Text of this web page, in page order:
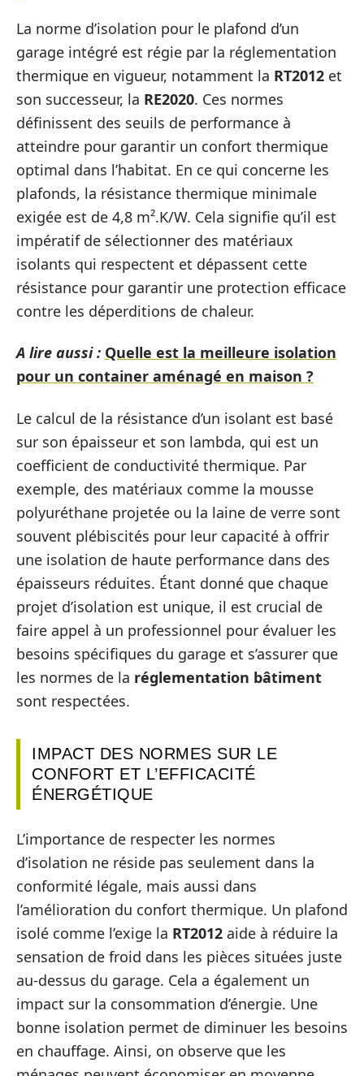
La norme d’isolation pour le plafond d’un
garage intégré est régie par la réglementation
thermique en vigueur, notamment la RT2012 et
son successeur, la RE2020. Ces normes
définissent des seuils de performance à
atteindre pour garantir un confort thermique
optimal dans l’habitat. En ce qui concerne les
plafonds, la résistance thermique minimale
exigée est de 4,8 m².K/W. Cela signifie qu’il est
impératif de sélectionner des matériaux
isolants qui respectent et dépassent cette
résistance pour garantir une protection efficace
contre les déperditions de chaleur.
A lire aussi : Quelle est la meilleure isolation
pour un container aménagé en maison ?
Le calcul de la résistance d’un isolant est basé
sur son épaisseur et son lambda, qui est un
coefficient de conductivité thermique. Par
exemple, des matériaux comme la mousse
polyuréthane projetée ou la laine de verre sont
souvent plébiscités pour leur capacité à offrir
une isolation de haute performance dans des
épaisseurs réduites. Étant donné que chaque
projet d’isolation est unique, il est crucial de
faire appel à un professionnel pour évaluer les
besoins spécifiques du garage et s’assurer que
les normes de la réglementation bâtiment
sont respectées.
IMPACT DES NORMES SUR LE
CONFORT ET L’EFFICACITÉ
ÉNERGÉTIQUE
L’importance de respecter les normes
d’isolation ne réside pas seulement dans la
conformité légale, mais aussi dans
l’amélioration du confort thermique. Un plafond
isolé comme l’exige la RT2012 aide à réduire la
sensation de froid dans les pièces situées juste
au-dessus du garage. Cela a également un
impact sur la consommation d’énergie. Une
bonne isolation permet de diminuer les besoins
en chauffage. Ainsi, on observe que les